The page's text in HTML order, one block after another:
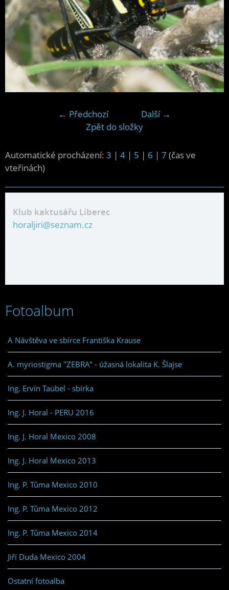
← Předchozí
Další →
Zpět do složky
Automatické procházení: 3 | 4 | 5 | 6 | 7 (čas ve
vteřinách)
Klub kaktusářu Liberec
horaljiri@seznam.cz
Fotoalbum
A Návštěva ve sbírce Františka Krause
A. myriostigma "ZEBRA" - úžasná lokalita K. Šlajse
Ing. Ervín Taübel - sbírka
Ing. J. Horal - PERU 2016
Ing. J. Horal Mexico 2008
Ing. J. Horal Mexico 2013
Ing. P. Tůma Mexico 2010
Ing. P. Tůma Mexico 2012
Ing. P. Tůma Mexico 2014
Jiří Duda Mexico 2004
Ostatní fotoalba